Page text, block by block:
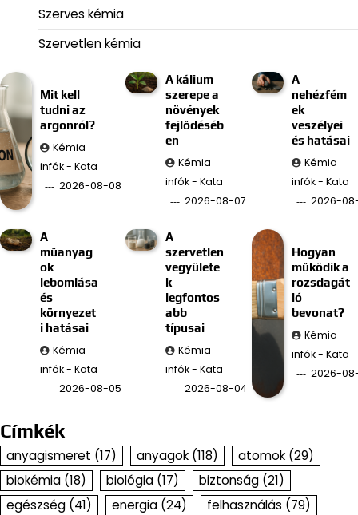
Szerves kémia
Szervetlen kémia
Mit kell
tudni az
argonról?
Kémia
infók - Kata
2026-08-08
A kálium
szerepe a
növények
fejlődéséb
en
Kémia
infók - Kata
2026-08-07
A
nehézfém
ek
veszélyei
és hatásai
Kémia
infók - Kata
2026-
A
műanyag
ok
lebomlása
és
környezet
i hatásai
Kémia
infók - Kata
2026-08-05
A
szervetlen
vegyülete
k
legfontos
abb
típusai
Kémia
infók - Kata
2026-08-04
Hogyan
működik a
rozsdagát
ló
bevonat?
Kémia
infók - Kata
2026-
Címkék
anyagismeret (17) anyagok (118) atomok (29)
biokémia (18) biológia (17) biztonság (21)
egészség (41) energia (24) felhasználás (79)